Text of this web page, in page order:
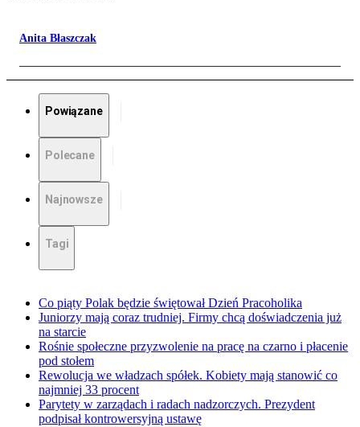
Anita Błaszczak
Powiązane
Polecane
Najnowsze
Tagi
Co piąty Polak będzie świętował Dzień Pracoholika
Juniorzy mają coraz trudniej. Firmy chcą doświadczenia już
na starcie
Rośnie społeczne przyzwolenie na pracę na czarno i płacenie
pod stołem
Rewolucja we władzach spółek. Kobiety mają stanowić co
najmniej 33 procent
Parytety w zarządach i radach nadzorczych. Prezydent
podpisał kontrowersyjną ustawę